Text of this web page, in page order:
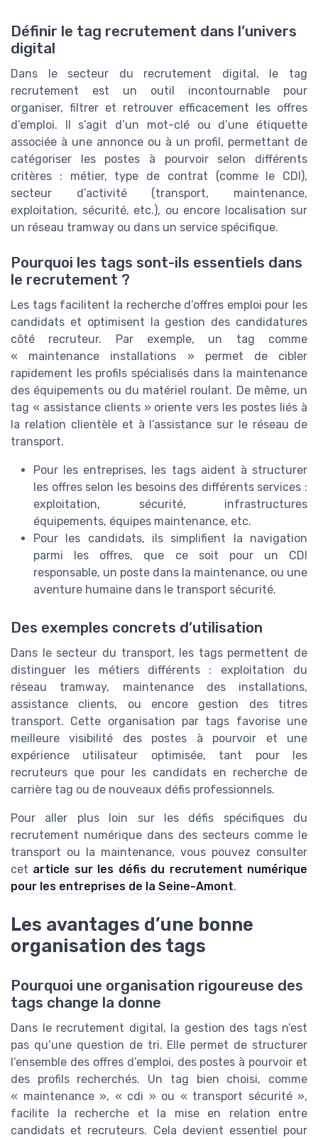
Définir le tag recrutement dans l’univers
digital
Dans le secteur du recrutement digital, le tag
recrutement est un outil incontournable pour
organiser, filtrer et retrouver efficacement les offres
d’emploi. Il s’agit d’un mot-clé ou d’une étiquette
associée à une annonce ou à un profil, permettant de
catégoriser les postes à pourvoir selon différents
critères : métier, type de contrat (comme le CDI),
secteur d’activité (transport, maintenance,
exploitation, sécurité, etc.), ou encore localisation sur
un réseau tramway ou dans un service spécifique.
Pourquoi les tags sont-ils essentiels dans
le recrutement ?
Les tags facilitent la recherche d’offres emploi pour les
candidats et optimisent la gestion des candidatures
côté recruteur. Par exemple, un tag comme
« maintenance installations » permet de cibler
rapidement les profils spécialisés dans la maintenance
des équipements ou du matériel roulant. De même, un
tag « assistance clients » oriente vers les postes liés à
la relation clientèle et à l’assistance sur le réseau de
transport.
Pour les entreprises, les tags aident à structurer
les offres selon les besoins des différents services :
exploitation, sécurité, infrastructures
équipements, équipes maintenance, etc.
Pour les candidats, ils simplifient la navigation
parmi les offres, que ce soit pour un CDI
responsable, un poste dans la maintenance, ou une
aventure humaine dans le transport sécurité.
Des exemples concrets d’utilisation
Dans le secteur du transport, les tags permettent de
distinguer les métiers différents : exploitation du
réseau tramway, maintenance des installations,
assistance clients, ou encore gestion des titres
transport. Cette organisation par tags favorise une
meilleure visibilité des postes à pourvoir et une
expérience utilisateur optimisée, tant pour les
recruteurs que pour les candidats en recherche de
carrière tag ou de nouveaux défis professionnels.
Pour aller plus loin sur les défis spécifiques du
recrutement numérique dans des secteurs comme le
transport ou la maintenance, vous pouvez consulter
cet article sur les défis du recrutement numérique
pour les entreprises de la Seine-Amont.
Les avantages d’une bonne
organisation des tags
Pourquoi une organisation rigoureuse des
tags change la donne
Dans le recrutement digital, la gestion des tags n’est
pas qu’une question de tri. Elle permet de structurer
l’ensemble des offres d’emploi, des postes à pourvoir et
des profils recherchés. Un tag bien choisi, comme
« maintenance », « cdi » ou « transport sécurité »,
facilite la recherche et la mise en relation entre
candidats et recruteurs. Cela devient essentiel pour